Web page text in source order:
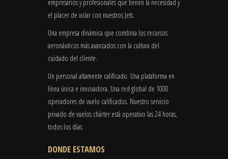
empresarios y profesionales que tienen la necesidad y
el placer de volar con nuestros Jets.
Una empresa dinámica que combina los recursos
aeronáuticos más avanzados con la cultura del
cuidado del cliente.
Un personal altamente calificado. Una plataforma en
línea única e innovadora. Una red global de 1000
operadores de vuelo calificados. Nuestro servicio
privado de vuelos chárter está operativo las 24 horas,
todos los días.
DONDE ESTAMOS